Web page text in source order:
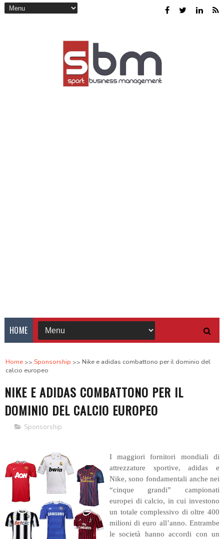
HOME
Home Sponsorship
Nike e adidas combattono per il dominio del
calcio europeo
NIKE E ADIDAS COMBATTONO PER IL
DOMINIO DEL CALCIO EUROPEO
Sponsorship
I maggiori fornitori mondiali di
attrezzature sportive, adidas e
Nike, sono fondamentali anche nei
“cinque grandi” campionati
europei di calcio, in cui investono
un totale complessivo di oltre 400
milioni di euro all’anno. Entrambe
le società hanno accordi con un